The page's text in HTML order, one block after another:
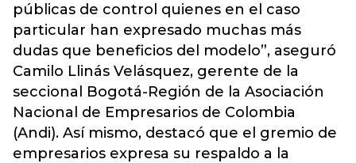
públicas de control quienes en el caso
particular han expresado muchas más
dudas que beneficios del modelo”, aseguró
Camilo Llinás Velásquez, gerente de la
seccional Bogotá-Región de la Asociación
Nacional de Empresarios de Colombia
(Andi). Así mismo, destacó que el gremio de
empresarios expresa su respaldo a la